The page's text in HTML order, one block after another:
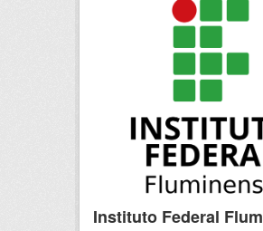
Instituto Federal